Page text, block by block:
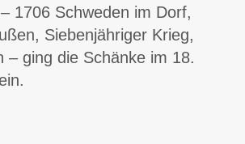
1706 Schweden im Dorf,
Siebenjähriger Krieg,
– ging die Schänke im 18.